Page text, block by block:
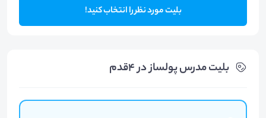
بلیت مورد نظر را انتخاب کنید!
بلیت‌ مدرس پولساز در ۴قدم